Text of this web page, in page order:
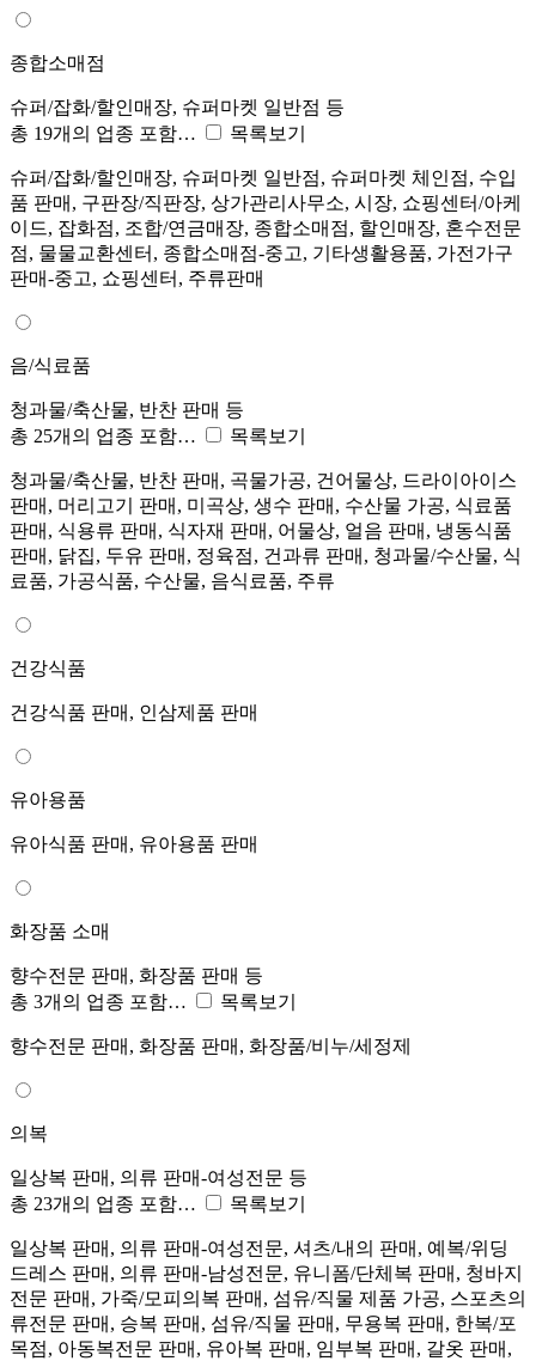
종합소매점
슈퍼/잡화/할인매장, 슈퍼마켓 일반점 등
총 19개의 업종 포함…
목록보기
슈퍼/잡화/할인매장, 슈퍼마켓 일반점, 슈퍼마켓 체인점, 수입
품 판매, 구판장/직판장, 상가관리사무소, 시장, 쇼핑센터/아케
이드, 잡화점, 조합/연금매장, 종합소매점, 할인매장, 혼수전문
점, 물물교환센터, 종합소매점-중고, 기타생활용품, 가전가구
판매-중고, 쇼핑센터, 주류판매
음/식료품
청과물/축산물, 반찬 판매 등
총 25개의 업종 포함…
목록보기
청과물/축산물, 반찬 판매, 곡물가공, 건어물상, 드라이아이스
판매, 머리고기 판매, 미곡상, 생수 판매, 수산물 가공, 식료품
판매, 식용류 판매, 식자재 판매, 어물상, 얼음 판매, 냉동식품
판매, 닭집, 두유 판매, 정육점, 건과류 판매, 청과물/수산물, 식
료품, 가공식품, 수산물, 음식료품, 주류
건강식품
건강식품 판매, 인삼제품 판매
유아용품
유아식품 판매, 유아용품 판매
화장품 소매
향수전문 판매, 화장품 판매 등
총 3개의 업종 포함…
목록보기
향수전문 판매, 화장품 판매, 화장품/비누/세정제
의복
일상복 판매, 의류 판매-여성전문 등
총 23개의 업종 포함…
목록보기
일상복 판매, 의류 판매-여성전문, 셔츠/내의 판매, 예복/위딩
드레스 판매, 의류 판매-남성전문, 유니폼/단체복 판매, 청바지
전문 판매, 가죽/모피의복 판매, 섬유/직물 제품 가공, 스포츠의
류전문 판매, 승복 판매, 섬유/직물 판매, 무용복 판매, 한복/포
목점, 아동복전문 판매, 유아복 판매, 임부복 판매, 갈옷 판매,